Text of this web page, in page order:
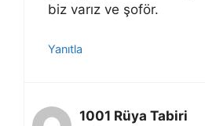
biz varız ve şoför.
Yanıtla
1001 Rüya Tabiri